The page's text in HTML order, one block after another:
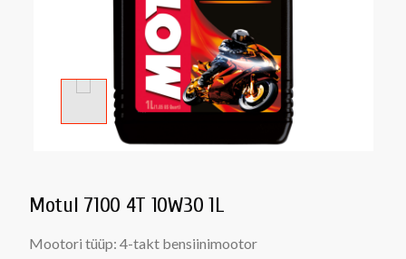
Motul 7100 4T 10W30 1L
Mootori tüüp: 4-takt bensiinimootor